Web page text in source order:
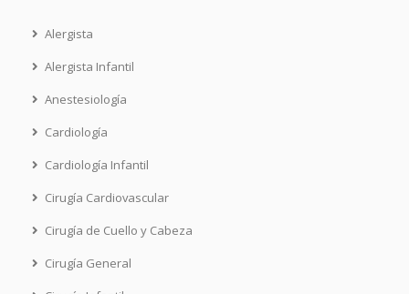
Alergista
Alergista Infantil
Anestesiología
Cardiología
Cardiología Infantil
Cirugía Cardiovascular
Cirugía de Cuello y Cabeza
Cirugía General